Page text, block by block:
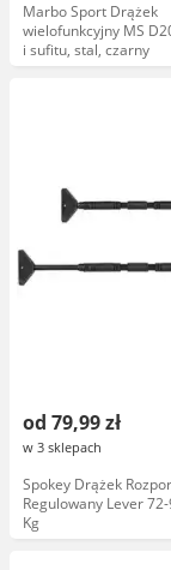
Marbo Sport Drążek
wielofunkcyjny MS
i sufitu, stal, czarny
od 79,99 zł
w 3 sklepach
Spokey Drążek
Regulowany Lever
Kg